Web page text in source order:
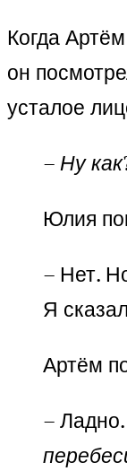
Когда
он
усталое
– Ну как
Юлия
– Нет.
Я
Артём
–